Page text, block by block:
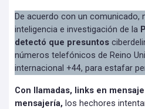
De acuerdo con un comunicado,
inteligencia e investigación de la
detectó que presuntos
números telefónicos de Reino
internacional +44, para estafar
Con llamadas, links en
mensajería, los hechores